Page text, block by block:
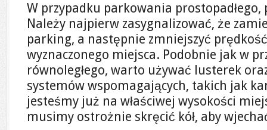
W przypadku parkowania prostopadłego,
Należy najpierw zasygnalizować, że
parking, a następnie zmniejszyć
wyznaczonego miejsca. Podobnie jak w
równoległego, warto używać lusterek
systemów wspomagających, takich jak
jesteśmy już na właściwej wysokości
musimy ostrożnie skręcić kół, aby